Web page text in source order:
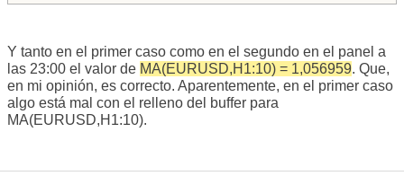
Y tanto en el primer caso como en el segundo en el panel a
las 23:00 el valor de MA(EURUSD,H1:10) = 1,056959. Que,
en mi opinión, es correcto. Aparentemente, en el primer caso
algo está mal con el relleno del buffer para
MA(EURUSD,H1:10).